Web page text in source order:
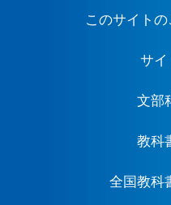
このサイト
サイ
文部
教科
全国教科